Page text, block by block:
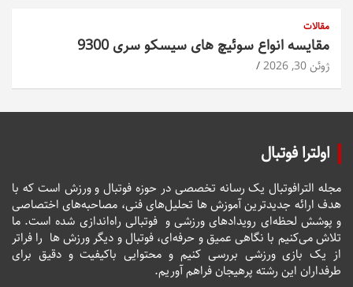
مقالات
مقایسه انواع سوئیچ های سیسکو سری 9300
ژوئن 30, 2026
اولترا فوتبال
مجله الترافوتبال یک رسانه تخصصی در حوزه فوتبال و ورزش است که با
هدف ارائه جدیدترین آموزش ها تحلیل‌های فنی، مصاحبه‌های اختصاصی
و پوشش لحظه‌ای رویدادهای ورزشی و فوتبالی راه‌اندازی شده است. ما
تلاش می‌کنیم با نگاهی عمیق و حرفه‌ای، فوتبال و دیگر ورزش ها را فراتر
از یک بازی ورزشی بررسی کنیم و محتوایی باکیفیت و دقیق برای
طرفداران این رشته پرهیجان فراهم آوریم.